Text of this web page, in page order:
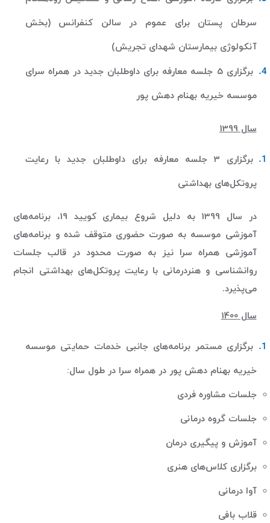
سرطان پستان برای عموم در سالن کنفرانس (بخش
آنکولوژی بیمارستان شهدای تجریش)
برگزاری 5 جلسه معارفه برای داوطلبان جدید در همراه سرای
موسسه خیریه بهنام دهش پور
سال 1399
برگزاری 3 جلسه معارفه برای داوطلبان جدید با رعایت
پروتکل‌های بهداشتی
در سال 1399 به دلیل شروع بیماری کویید 19، برنامه‌های
آموزشی موسسه به صورت حضوری متوقف شده و برنامه‌های
آموزشی همراه سرا نیز به صورت محدود در قالب جلسات
روانشناسی و هنردرمانی با رعایت پروتکل‌های بهداشتی انجام
می‌پذیرد.
سال 1400
برگزاری مستمر برنامه‌های جانبی خدمات حمایتی موسسه
خیریه بهنام دهش پور در همراه سرا در طول سال:
جلسات مشاوره فردی
جلسات گروه درمانی
آموزش و پیگیری درمان
برگزاری کلاس‌های هنری
آوا درمانی
قلاب بافی